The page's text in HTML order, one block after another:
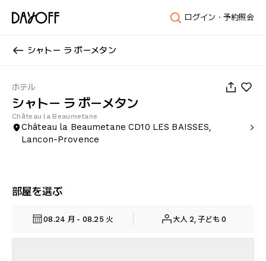
ログイン・予約照会
シャトー ラ ボーメタン
ホテル
シャトー ラ ボーメタン
Château la Beaumetane
Château la Beaumetane CD10 LES BAISSES,
Lancon-Provence
部屋を選ぶ
08.24 月 - 08.25 火 大人 2, 子ども 0